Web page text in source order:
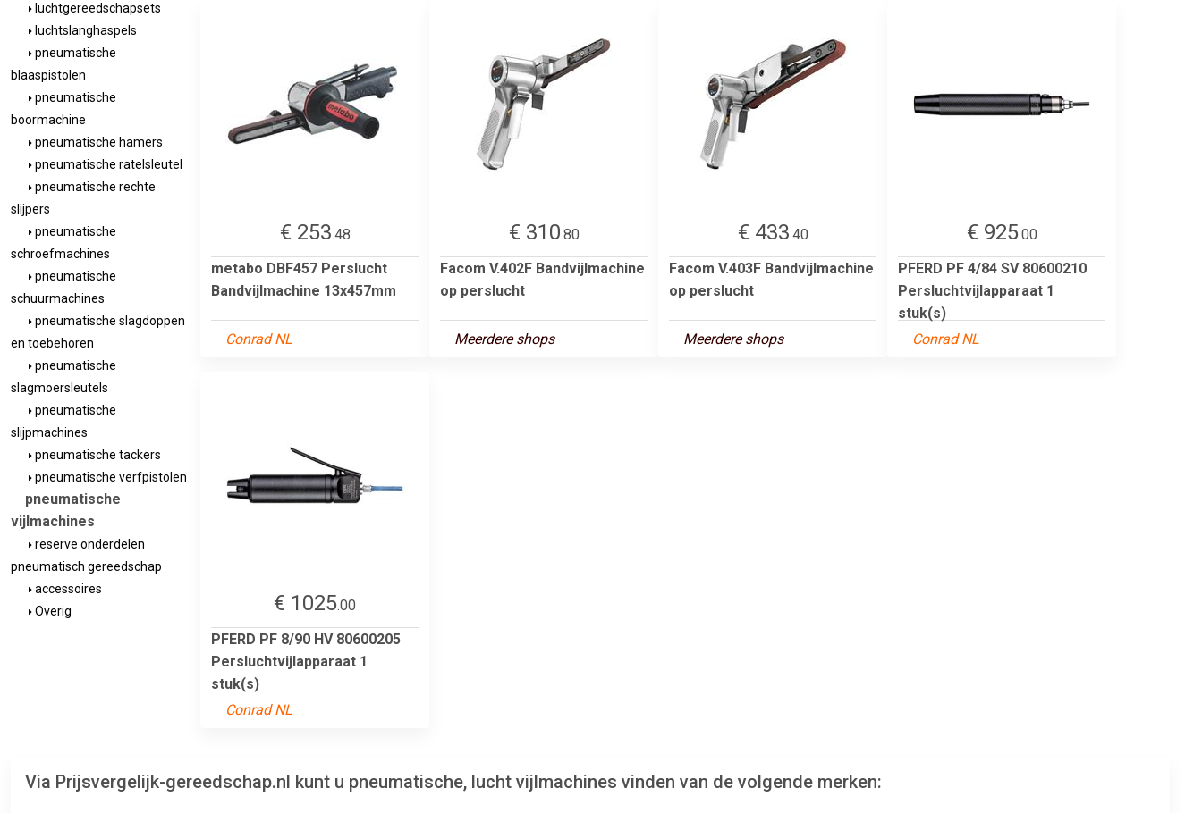
luchtgereedschapsets
luchtslanghaspels
pneumatische
blaaspistolen
pneumatische
boormachine
pneumatische hamers
pneumatische ratelsleutel
pneumatische rechte
slijpers
pneumatische
schroefmachines
pneumatische
schuurmachines
pneumatische slagdoppen
en toebehoren
pneumatische
slagmoersleutels
pneumatische
slijpmachines
pneumatische tackers
pneumatische verfpistolen
pneumatische
vijlmachines
reserve onderdelen
pneumatisch gereedschap
accessoires
Overig
€ 253.48
metabo DBF457 Perslucht
Bandvijlmachine 13x457mm
Conrad NL
€ 310.80
Facom V.402F Bandvijlmachine
op perslucht
Meerdere shops
€ 433.40
Facom V.403F Bandvijlmachine
op perslucht
Meerdere shops
€ 925.00
PFERD PF 4/84 SV 80600210
Persluchtvijlapparaat 1
stuk(s)
Conrad NL
€ 1025.00
PFERD PF 8/90 HV 80600205
Persluchtvijlapparaat 1
stuk(s)
Conrad NL
Via Prijsvergelijk-gereedschap.nl kunt u pneumatische, lucht vijlmachines vinden van de volgende merken: